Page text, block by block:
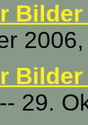
29.